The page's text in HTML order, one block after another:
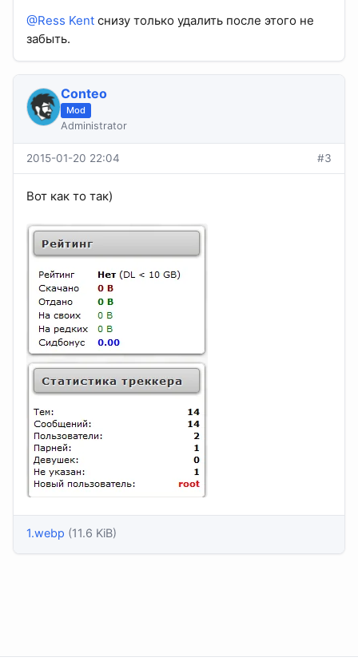
@Ress Kent снизу только удалить после этого не
забыть.
Conteo
Mod
Administrator
2015-01-20 22:04 #3
Вот как то так)
1.webp (11.6 KiB)